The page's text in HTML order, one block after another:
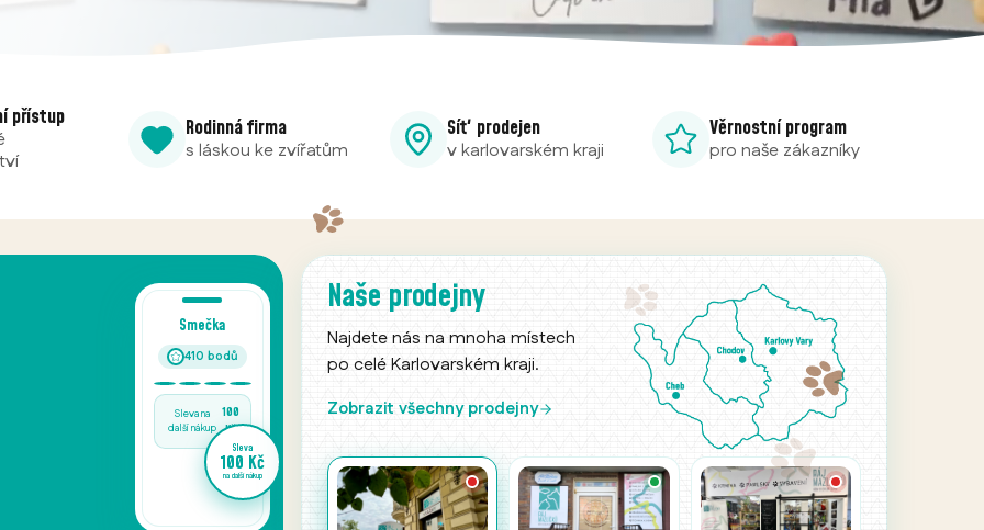
přístup Rodinná firma
s láskou ke zvířatům
Síť prodejen
v karlovarském kraji
Věrnostní program
pro naše zákazníky
24/7 obchod
v Chodově
Prodejní automat Ráj mazlíčků u
pobočky v Chodově je k dispozici
nonstop – krmiva a chovatelské
potřeby pro vaše mazlíčky kdykoliv
potřebujete.
Naše prodejny
Najdete nás na mnoha místech
po celé Karlovarském kraji.
Zobrazit všechny prodejny